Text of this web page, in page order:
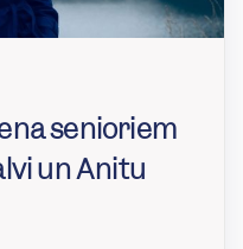
senioriem
un Anitu